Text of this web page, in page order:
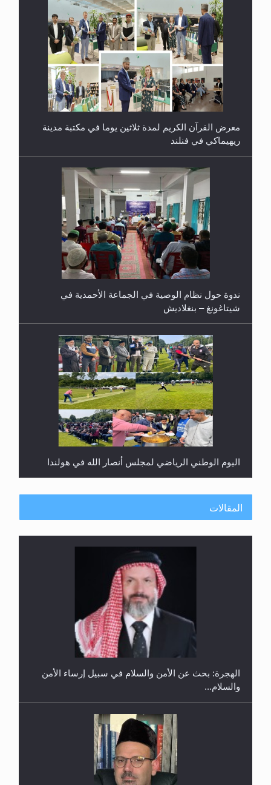
معرض القرآن الكريم لمدة ثلاثين يوما في مكتبة مدينة
ريهيماكي في فنلند
ندوة حول نظام الوصية في الجماعة الأحمدية في
شيتاغونغ – بنغلاديش
اليوم الوطني الرياضي لمجلس أنصار الله في هولندا
إتمام حفظ القرآن الكريم لثلاثة طلاب من مدرسة الحفظ
المقالات
الهجرة: بحث عن الأمن والسلام في سبيل إرساء الأمن
والسلام...